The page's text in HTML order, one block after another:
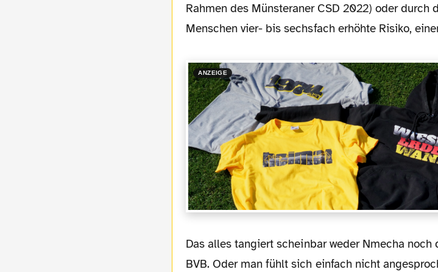
Rahmen des Münsteraner CSD 2022) oder
Menschen vier- bis sechsfach erhöhte Risiko,
ANZEIGE
Das alles tangiert scheinbar weder Nmecha noch die meisten Verantwortlichen beim
BVB. Oder man fühlt sich einfach nicht